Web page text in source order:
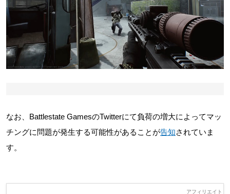
なお、Battlestate GamesのTwitterにて負荷の増大によってマッ
チングに問題が発生する可能性があることが告知されていま
す。